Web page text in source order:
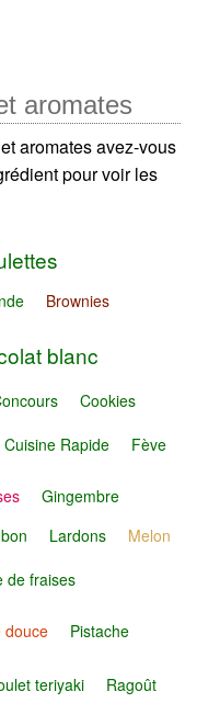
aromates
aromates avez-vous
pour voir les
Brownies
blanc
Cookies
Cuisine Rapide Fève
Gingembre
Lardons Melon
de fraises
douce Pistache
teriyaki Ragoût